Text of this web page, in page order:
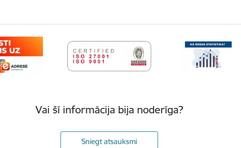
Vai šī informācija bija noderīga?
Sniegt atsauksmi